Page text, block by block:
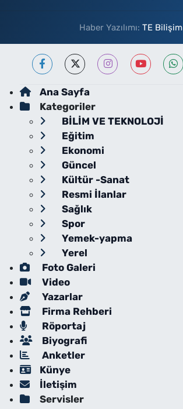
Haber Yazılımı: TE Bilişim
Ana Sayfa
Kategoriler
BİLİM VE TEKNOLOJİ
Eğitim
Ekonomi
Güncel
Kültür -Sanat
Resmi İlanlar
Sağlık
Spor
Yemek-yapma
Yerel
Foto Galeri
Video
Yazarlar
Firma Rehberi
Röportaj
Biyografi
Anketler
Künye
İletişim
Servisler